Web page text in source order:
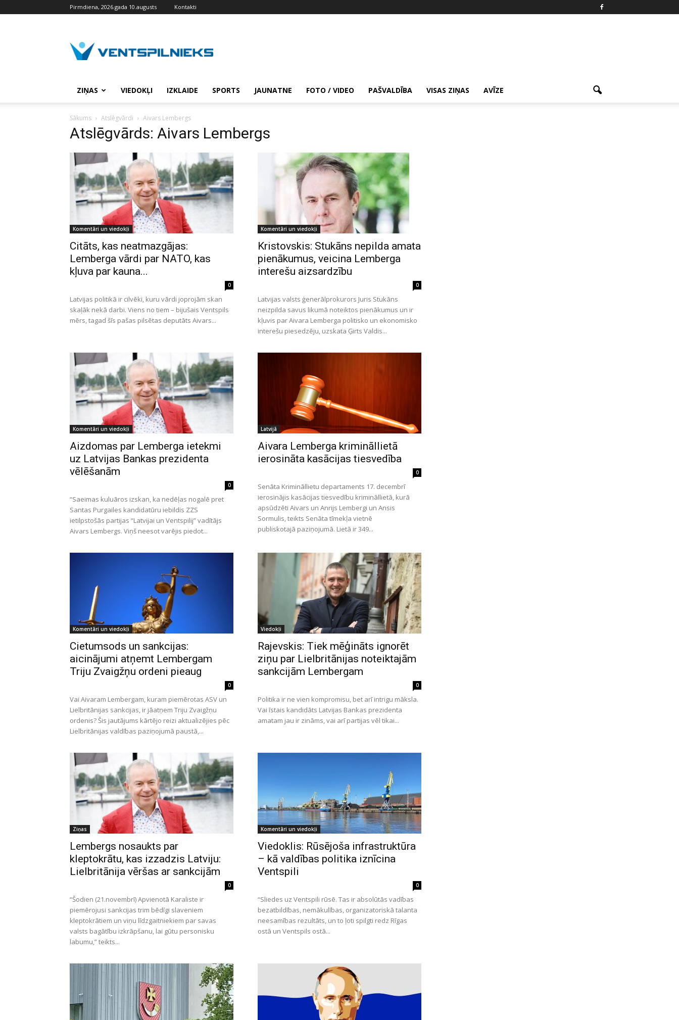
Pirmdiena, 2026.gada 10.augusts Kontakti
ZIŅAS VIEDOKĻI IZKLAIDE SPORTS JAUNATNE FOTO / VIDEO PAŠVALDĪBA VISAS ZIŅAS AVĪZE
Sākums Atslēgvārdi Aivars Lembergs
Atslēgvārds: Aivars Lembergs
Komentāri un viedokļi
Citāts, kas neatmazgājas:
Lemberga vārdi par NATO, kas
kļuva par kauna...
0
Latvijas politikā ir cilvēki, kuru vārdi joprojām skan
skaļāk nekā darbi. Viens no tiem – bijušais Ventspils
mērs, tagad šīs pašas pilsētas deputāts Aivars...
Komentāri un viedokļi
Kristovskis: Stukāns nepilda amata
pienākumus, veicina Lemberga
interešu aizsardzību
0
Latvijas valsts ģenerālprokurors Juris Stukāns
neizpilda savus likumā noteiktos pienākumus un ir
kļuvis par Aivara Lemberga politisko un ekonomisko
interešu piesedzēju, uzskata Ģirts Valdis...
Komentāri un viedokļi
Aizdomas par Lemberga ietekmi
uz Latvijas Bankas prezidenta
vēlēšanām
0
“Saeimas kuluāros izskan, ka nedēļas nogalē pret
Santas Purgailes kandidatūru iebildis ZZS
ietilpstošās partijas “Latvijai un Ventspilij” vadītājs
Aivars Lembergs. Viņš neesot varējis piedot...
Latvijā
Aivara Lemberga krimināllietā
ierosināta kasācijas tiesvedība
0
Senāta Krimināllietu departaments 17. decembrī
ierosinājis kasācijas tiesvedību krimināllietā, kurā
apsūdzēti Aivars un Anrijs Lembergi un Ansis
Sormulis, teikts Senāta tīmekļa vietnē
publiskotajā paziņojumā. Lietā ir 349...
Komentāri un viedokļi
Cietumsods un sankcijas:
aicinājumi atņemt Lembergam
Triju Zvaigžņu ordeni pieaug
0
Vai Aivaram Lembergam, kuram piemērotas ASV un
Lielbritānijas sankcijas, ir jāatņem Triju Zvaigžņu
ordenis? Šis jautājums kārtējo reizi aktualizējies pēc
Lielbritānijas valdības paziņojumā paustā,...
Viedokļi
Rajevskis: Tiek mēģināts ignorēt
ziņu par Lielbritānijas noteiktajām
sankcijām Lembergam
0
Politika ir ne vien kompromisu, bet arī intrigu māksla.
Vai īstais kandidāts Latvijas Bankas prezidenta
amatam jau ir zināms, vai arī partijas vēl tikai...
Ziņas
Lembergs nosaukts par
kleptokrātu, kas izzadzis Latviju:
Lielbritānija vēršas ar sankcijām
0
“Šodien (21.novembrī) Apvienotā Karaliste ir
piemērojusi sankcijas trim bēdīgi slaveniem
kleptokrātiem un viņu līdzgaitniekiem par savas
valsts bagātību izkrāpšanu, lai gūtu personisku
labumu,” teikts...
Komentāri un viedokļi
Viedoklis: Rūsējoša infrastruktūra
– kā valdības politika iznīcina
Ventspili
0
“Sliedes uz Ventspili rūsē. Tas ir absolūtās vadības
bezatbildības, nemākulības, organizatoriskā talanta
neesamības rezultāts, un to ļoti spilgti redz Rīgas
ostā un Ventspils ostā...